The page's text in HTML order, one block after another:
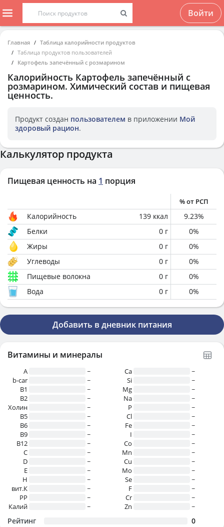
Войти
Главная
Таблица калорийности продуктов
Таблица продуктов пользователей
Картофель запечённый с розмарином
Калорийность Картофель запечённый с
розмарином. Химический состав и пищевая
ценность.
Продукт создан пользователем в приложении Мой
здоровый рацион.
Калькулятор продукта
Пищевая ценность на 1 порция
% от РСП
Калорийность 139 ккал 9.23%
Белки
0 г 0%
Жиры
0 г 0%
Углеводы
0 г 0%
Пищевые волокна
0 г 0%
Вода
0 г 0%
Добавить в дневник питания
Витамины и минералы
A
~
b-car
~
В1
~
B2
~
Холин
~
B5
~
B6
~
B9
~
B12
~
C
~
D
~
E
~
H
~
вит.К
~
PP
~
Калий
~
Ca
~
Si
~
Mg
~
Na
~
P
~
Cl
~
Fe
~
I
~
Co
~
Mn
~
Cu
~
Mo
~
Se
~
F
~
Cr
~
Zn
~
Рейтинг 0